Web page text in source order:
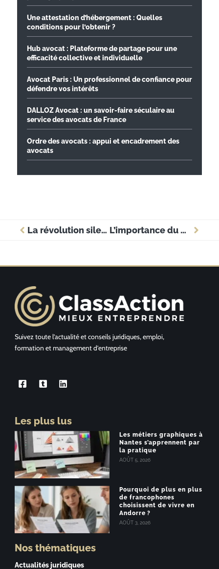
Une attestation d’hébergement : Quelles
conditions pour l’obtenir ?
Hub avocat : Plateforme de partage pour une
efficacité collective et individuelle
Avocat Paris : Un professionnel de confiance pour
défendre vos intérêts
DALLOZ Avocat : un savoir-faire séculaire au
service des avocats de France
Ordre des avocats : appui et encadrement des
avocats
La révolution silencieuse : comment les nouvelles lois transforment les entreprises L’importance du droit des marques et son impact stratégique
Suivez toute l’actualité et conseils juridiques, emploi,
formation et management d’entreprise
Les plus lus
Les métiers graphiques à
Nantes s’apprennent par
la pratique
AOÛT 5, 2026
Pourquoi de plus en plus
de francophones
choisissent de vivre en
Andorre ?
AOÛT 3, 2026
Nos thématiques
Actualités juridiques